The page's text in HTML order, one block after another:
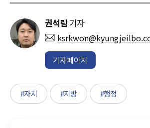
권석림 기자
기자페이지
#자치 #지방 #행정